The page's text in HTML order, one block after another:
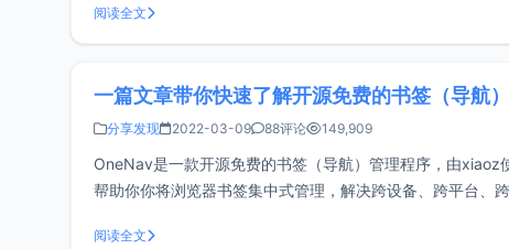
阅读全文
一篇文章带你快速了解开源免费的书签（导航
分享发现 2022-03-09 88评论 149,909
OneNav是一款开源免费的书签（导航）管理程序，由
帮助你你将浏览器书签集中式管理，解决跨设备、跨平台、
阅读全文